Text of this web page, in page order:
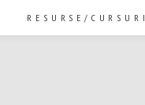
RESURSE/CURSURI